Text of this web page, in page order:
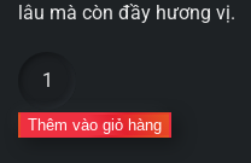
lâu mà còn đầy hương vị.
cao
su
Thêm vào giỏ hàng